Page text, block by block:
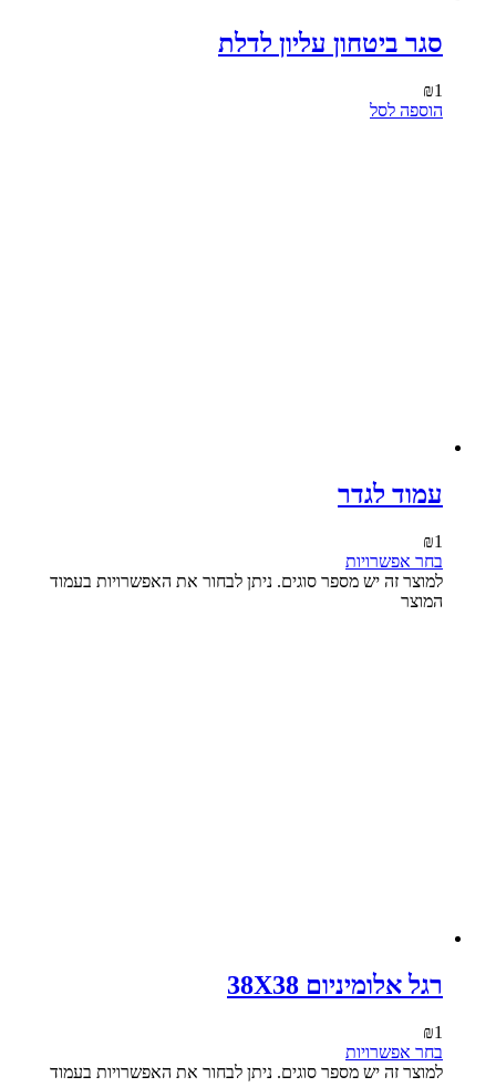
סגר ביטחון עליון לדלת
₪1
הוספה לסל
עמוד לגדר
₪1
בחר אפשרויות
למוצר זה יש מספר סוגים. ניתן לבחור את האפשרויות בעמוד
המוצר
רגל אלומיניום 38X38
₪1
בחר אפשרויות
למוצר זה יש מספר סוגים. ניתן לבחור את האפשרויות בעמוד